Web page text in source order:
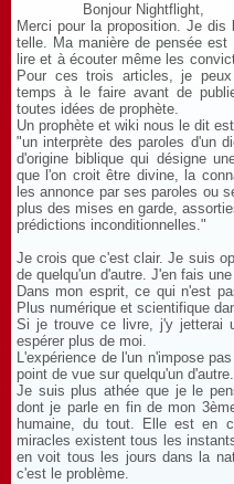
Bonjour Nightflight,
Merci pour la proposition. Je
telle. Ma manière de pensée
lire et à écouter même les
Pour ces trois articles, je
temps à le faire avant de
toutes idées de prophète.
Un prophète et wiki nous le dit
"un interprète des paroles d'un
d'origine biblique qui désigne
que l'on croit être divine, la
les annonce par ses paroles ou
plus des mises en garde,
prédictions inconditionnelles."
Je crois que c'est clair. Je suis
de quelqu'un d'autre. J'en fais
Dans mon esprit, ce qui n'est
Plus numérique et scientifique
Si je trouve ce livre, j'y jetterai
espérer plus de moi.
L'expérience de l'un n'impose
point de vue sur quelqu'un d'autre.
Je suis plus athée que je le
dont je parle en fin de mon
humaine, du tout. Elle est en
miracles existent tous les
en voit tous les jours dans la
c'est le problème.